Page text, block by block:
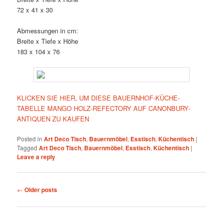
72 x 41 x 30
Abmessungen in cm:
Breite x Tiefe x Höhe
183 x 104 x 76
KLICKEN SIE HIER, UM DIESE BAUERNHOF-KÜCHE-
TABELLE MANGO HOLZ-REFECTORY AUF CANONBURY-
ANTIQUEN ZU KAUFEN
Posted in Art Deco Tisch, Bauernmöbel, Esstisch,Küchentisch |
Tagged Art Deco Tisch, Bauernmöbel, Esstisch,Küchentisch |
Leave a reply
Post
← Older posts